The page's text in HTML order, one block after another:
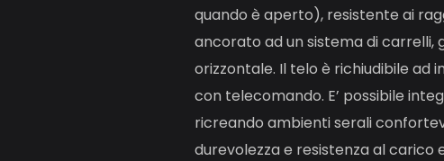
quando è aperto), resistente ai
ancorato ad un sistema di
orizzontale. Il telo è richiudibile
con telecomando. E’ possibile
ricreando ambienti serali
durevolezza e resistenza al carico